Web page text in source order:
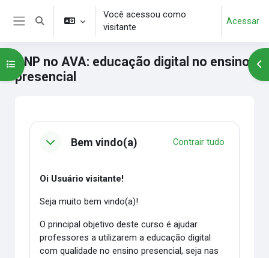
Ir para o conteúdo principal
Alternar entrada de pesquisa
Você acessou como
visitante
Acessar
ANP no AVA: educação digital no ensino
presencial
Blocos
Abrir índice do curso
Contorno da seção
Bem vindo(a) Contrair tudo
Oi Usuário visitante!
Seja muito bem vindo(a)!
O principal objetivo deste curso é ajudar
professores a utilizarem a educação digital
com qualidade no ensino presencial, seja nas